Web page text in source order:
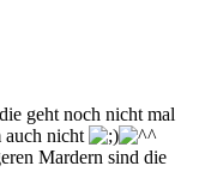
geht noch nicht mal
auch nicht
Mardern sind die